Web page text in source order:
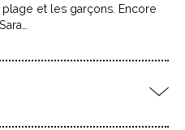
et les garçons. Encore